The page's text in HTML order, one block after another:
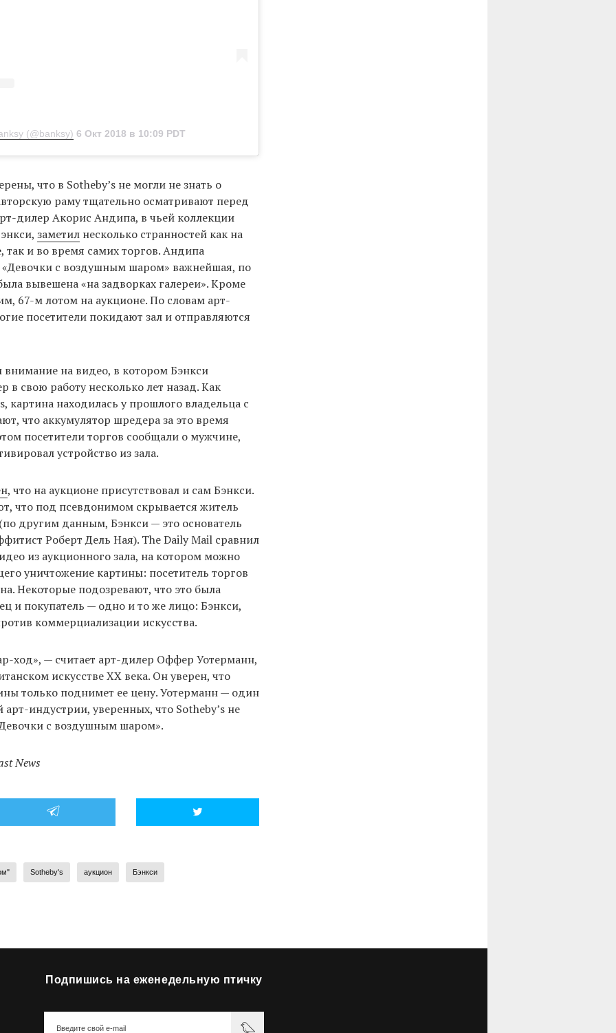
(@banksy) 6 Окт 2018 в 10:09 PDT
что в Sotheby’s не могли не знать о
раму тщательно осматривают перед
дилер Акорис Андипа, в чьей коллекции
заметилнесколько странностей как на
и во время самих торгов. Андипа
«Девочки с воздушным шаром» важнейшая, по
вывешена «на задворках галереи». Кроме
67-м лотом на аукционе. По словам арт-
посетители покидают зал и отправляются
на видео, в котором Бэнкси
в свою работу несколько лет назад. Как
картина находилась у прошлого владельца с
что аккумулятор шредера за это время
посетители торгов сообщали о мужчине,
устройство из зала.
, что на аукционе присутствовал и сам Бэнкси.
что под псевдонимом скрывается житель
другим данным, Бэнкси — это основатель
Роберт Дель Ная). The Daily Mail сравнил
из аукционного зала, на котором можно
уничтожение картины: посетитель торгов
Некоторые подозревают, что это была
и покупатель — одно и то же лицо: Бэнкси,
коммерциализации искусства.
ход», — считает арт-дилер Оффер Уотерманн,
искусстве XX века. Он уверен, что
только поднимет ее цену. Уотерманн — один
индустрии, уверенных, что Sotheby’s не
с воздушным шаром».
News
Sotheby's аукцион Бэнкси
Подпишись на еженедельную птичку